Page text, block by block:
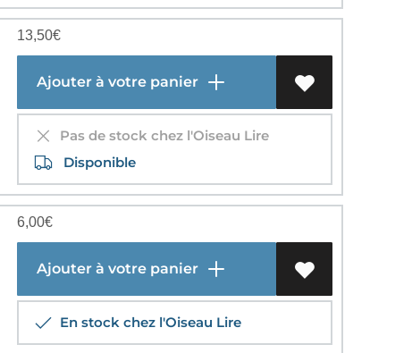
13,50€
Ajouter à votre panier
Pas de stock chez l'Oiseau Lire
Disponible
6,00€
Ajouter à votre panier
En stock chez l'Oiseau Lire